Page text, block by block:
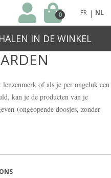
0 FR | NL
IN DE WINKEL
of als je per ongeluk een
kan je de producten van je
(ongeopende doosjes, zonder